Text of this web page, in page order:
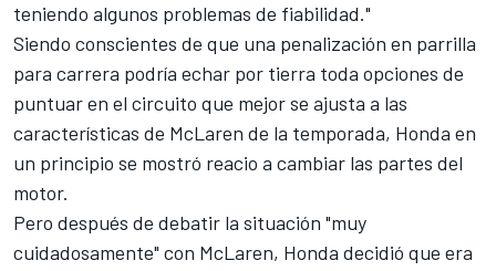
teniendo algunos problemas de fiabilidad."
Siendo conscientes de que una penalización en parrilla
para carrera podría echar por tierra toda opciones de
puntuar en el circuito que mejor se ajusta a las
características de McLaren de la temporada, Honda en
un principio se mostró reacio a cambiar las partes del
motor.
Pero después de debatir la situación "muy
cuidadosamente" con McLaren, Honda decidió que era